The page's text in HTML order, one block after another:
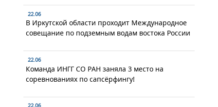
22.06
В Иркутской области проходит Международное
совещание по подземным водам востока России
22.06
Команда ИНГГ СО РАН заняла 3 место на
соревнованиях по сапсёрфингу!
22.06